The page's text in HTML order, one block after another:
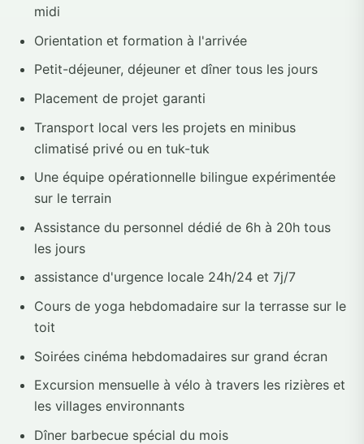
midi
Orientation et formation à l'arrivée
Petit-déjeuner, déjeuner et dîner tous les jours
Placement de projet garanti
Transport local vers les projets en minibus
climatisé privé ou en tuk-tuk
Une équipe opérationnelle bilingue expérimentée
sur le terrain
Assistance du personnel dédié de 6h à 20h tous
les jours
assistance d'urgence locale 24h/24 et 7j/7
Cours de yoga hebdomadaire sur la terrasse sur le
toit
Soirées cinéma hebdomadaires sur grand écran
Excursion mensuelle à vélo à travers les rizières et
les villages environnants
Dîner barbecue spécial du mois